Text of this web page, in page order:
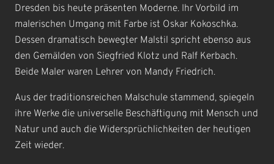
Dresden bis heute präsenten Moderne. Ihr Vorbild im
malerischen Umgang mit Farbe ist Oskar Kokoschka.
Dessen dramatisch bewegter Malstil spricht ebenso aus
den Gemälden von Siegfried Klotz und Ralf Kerbach.
Beide Maler waren Lehrer von Mandy Friedrich.
Aus der traditionsreichen Malschule stammend, spiegeln
ihre Werke die universelle Beschäftigung mit Mensch und
Natur und auch die Widersprüchlichkeiten der heutigen
Zeit wieder.